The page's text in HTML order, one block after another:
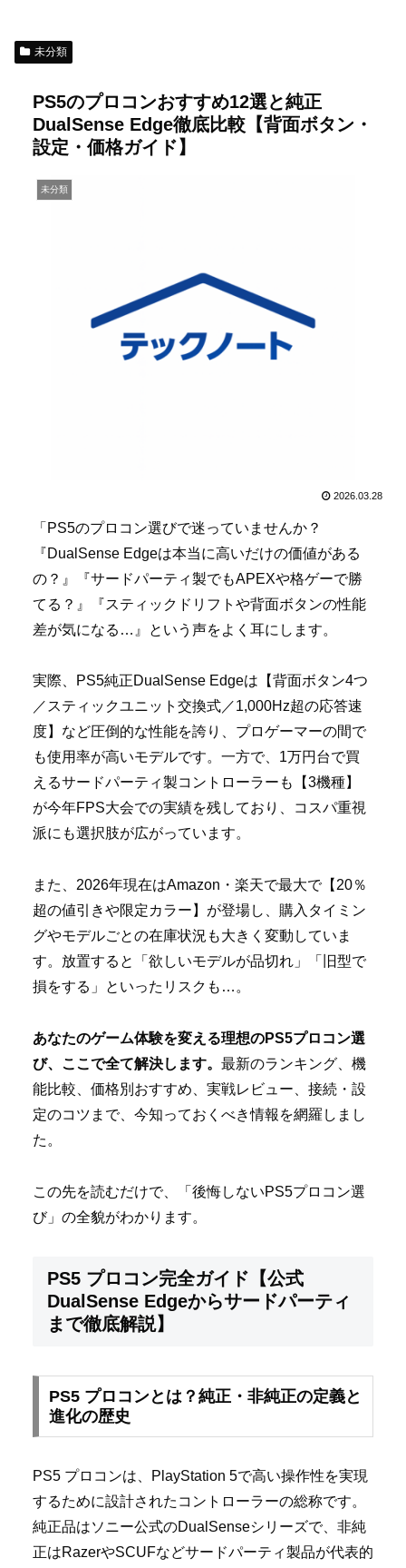
未分類
PS5のプロコンおすすめ12選と純正
DualSense Edge徹底比較【背面ボタン・
設定・価格ガイド】
未分類
2026.03.28
「PS5のプロコン選びで迷っていませんか？
『DualSense Edgeは本当に高いだけの価値がある
の？』『サードパーティ製でもAPEXや格ゲーで勝
てる？』『スティックドリフトや背面ボタンの性能
差が気になる…』という声をよく耳にします。
実際、PS5純正DualSense Edgeは【背面ボタン4つ
／スティックユニット交換式／1,000Hz超の応答速
度】など圧倒的な性能を誇り、プロゲーマーの間で
も使用率が高いモデルです。一方で、1万円台で買
えるサードパーティ製コントローラーも【3機種】
が今年FPS大会での実績を残しており、コスパ重視
派にも選択肢が広がっています。
また、2026年現在はAmazon・楽天で最大で【20％
超の値引きや限定カラー】が登場し、購入タイミン
グやモデルごとの在庫状況も大きく変動していま
す。放置すると「欲しいモデルが品切れ」「旧型で
損をする」といったリスクも…。
あなたのゲーム体験を変える理想のPS5プロコン選
び、ここで全て解決します。 最新のランキング、機
能比較、価格別おすすめ、実戦レビュー、接続・設
定のコツまで、今知っておくべき情報を網羅しまし
た。
この先を読むだけで、「後悔しないPS5プロコン選
び」の全貌がわかります。
PS5 プロコン完全ガイド【公式
DualSense Edgeからサードパーティ
まで徹底解説】
PS5 プロコンとは？純正・非純正の定義と
進化の歴史
PS5 プロコンは、PlayStation 5で高い操作性を実現
するために設計されたコントローラーの総称です。
純正品はソニー公式のDualSenseシリーズで、非純
正はRazerやSCUFなどサードパーティ製品が代表的